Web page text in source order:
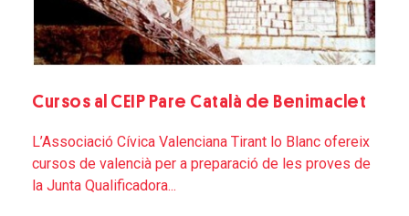
Cursos al CEIP Pare Català de Benimaclet
L’Associació Cívica Valenciana Tirant lo Blanc ofereix
cursos de valencià per a preparació de les proves de
la Junta Qualificadora...